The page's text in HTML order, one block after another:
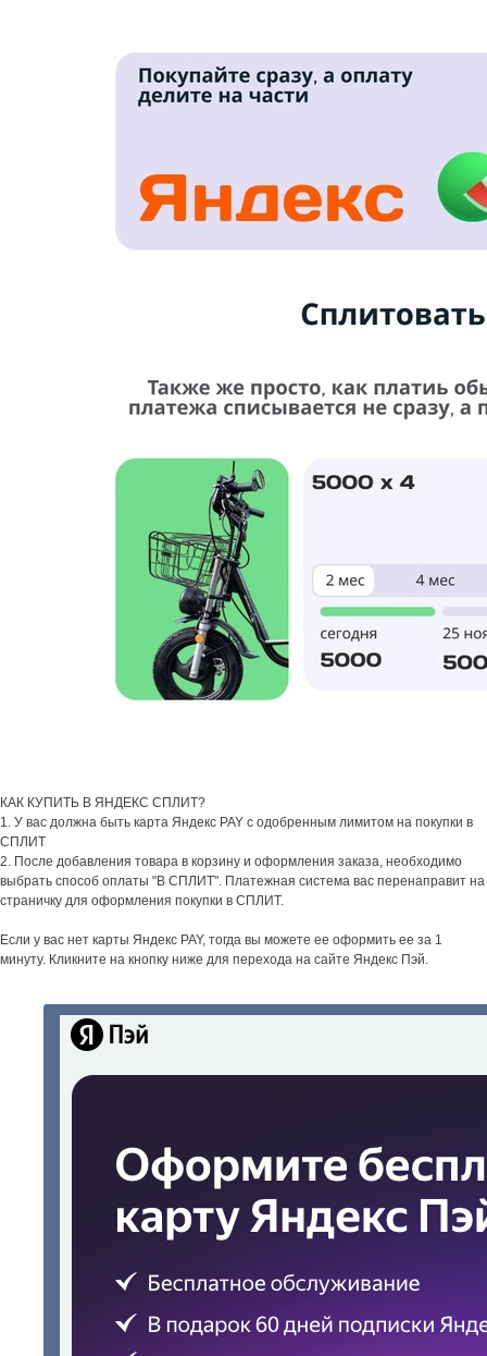
КАК КУПИТЬ В ЯНДЕКС СПЛИТ?
1. У вас должна быть карта Яндекс PAY с одобренным лимитом на покупки в
СПЛИТ
2. После добавления товара в корзину и оформления заказа, необходимо
выбрать способ оплаты "В СПЛИТ". Платежная система вас перенаправит на
страничку для оформления покупки в СПЛИТ.
Если у вас нет карты Яндекс PAY, тогда вы можете ее оформить ее за 1
минуту. Кликните на кнопку ниже для перехода на сайте Яндекс Пэй.